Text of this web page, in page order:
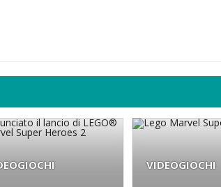
VIDEOGIOCHI